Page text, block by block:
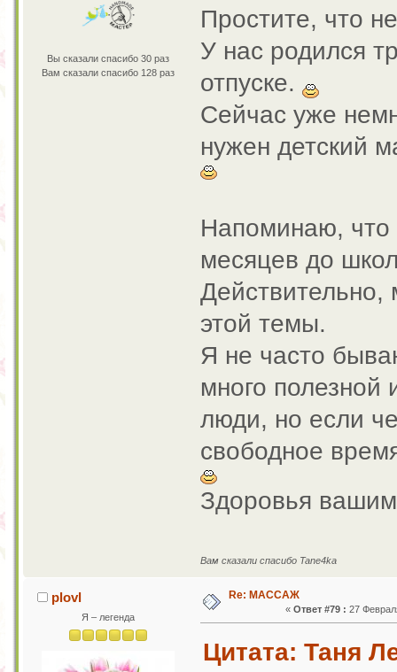
Вы сказали спасибо 30 раз
Вам сказали спасибо 128 раз
Простите, что
У нас родился
отпуске.
Сейчас уже
нужен детский
Напоминаю, что
месяцев до
этой темы.
Я не часто
много
люди, но если
свободное
Здоровья
Вам сказали спасибо Tane4ka
plovl
Я – легенда
Re: МАССАЖ
« Ответ #79 : 27
Цитата: Таня